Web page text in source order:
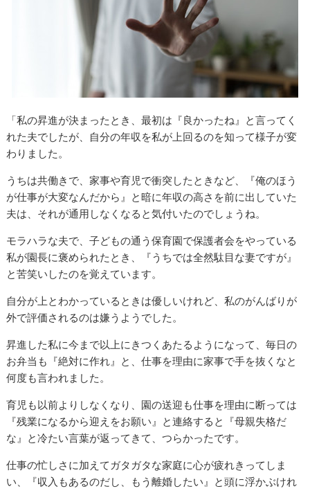
「私の昇進が決まったとき、最初は『良かったね』と言ってく
れた夫でしたが、自分の年収を私が上回るのを知って様子が変
わりました。
うちは共働きで、家事や育児で衝突したときなど、『俺のほう
が仕事が大変なんだから』と暗に年収の高さを前に出していた
夫は、それが通用しなくなると気付いたのでしょうね。
モラハラな夫で、子どもの通う保育園で保護者会をやっている
私が園長に褒められたとき、『うちでは全然駄目な妻ですが』
と苦笑いしたのを覚えています。
自分が上とわかっているときは優しいけれど、私のがんばりが
外で評価されるのは嫌うようでした。
昇進した私に今まで以上にきつくあたるようになって、毎日の
お弁当も『絶対に作れ』と、仕事を理由に家事で手を抜くなと
何度も言われました。
育児も以前よりしなくなり、園の送迎も仕事を理由に断っては
『残業になるから迎えをお願い』と連絡すると『母親失格だ
な』と冷たい言葉が返ってきて、つらかったです。
仕事の忙しさに加えてガタガタな家庭に心が疲れきってしま
い、『収入もあるのだし、もう離婚したい』と頭に浮かぶけれ